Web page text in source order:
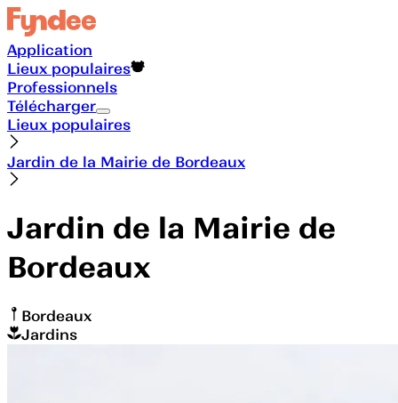
Application
Lieux populaires
Professionnels
Télécharger
Lieux populaires
Jardin de la Mairie de Bordeaux
Jardin de la Mairie de
Bordeaux
Bordeaux
Jardins